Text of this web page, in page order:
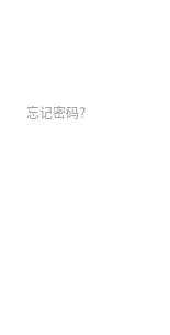
忘记密码？